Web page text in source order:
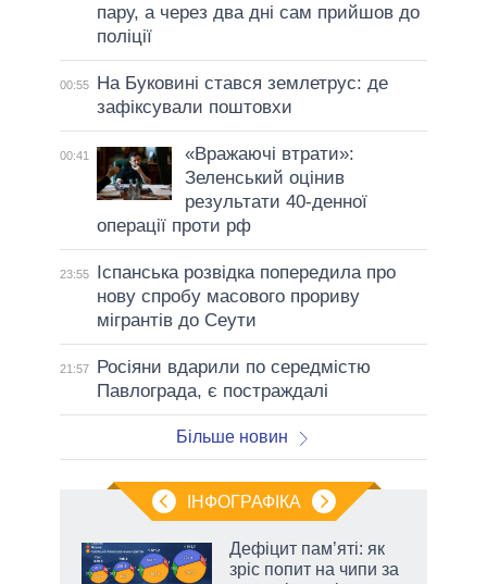
пару, а через два дні сам прийшов до
поліції
00:55
На Буковині стався землетрус: де
зафіксували поштовхи
00:41
«Вражаючі втрати»:
Зеленський оцінив
результати 40-денної
операції проти рф
23:55
Іспанська розвідка попередила про
нову спробу масового прориву
мігрантів до Сеути
21:57
Росіяни вдарили по середмістю
Павлограда, є постраждалі
Більше новин
ІНФОГРАФІКА
Дефіцит пам’яті: як
зріс попит на чипи за